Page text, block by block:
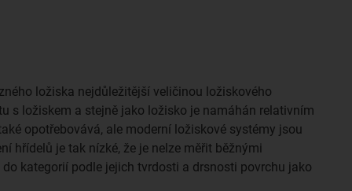
ložiska nejdůležitější veličinou ložiskového
s ložiskem a stejně jako ložisko je namáhán relativním
opotřebovává, ale moderní ložiskové systémy jsou
hřídelů je tak nízké, že je nelze měřit běžnými
do kategorií podle jejich tvrdosti a drsnosti povrchu jako